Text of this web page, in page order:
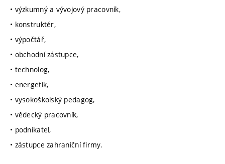
• výzkumný a vývojový pracovník,
• konstruktér,
• výpočtář,
• obchodní zástupce,
• technolog,
• energetik,
• vysokoškolský pedagog,
• vědecký pracovník,
• podnikatel,
• zástupce zahraniční firmy.